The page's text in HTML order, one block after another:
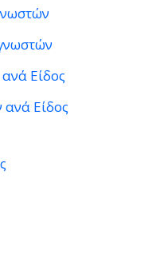
Είδος
ανά Είδος